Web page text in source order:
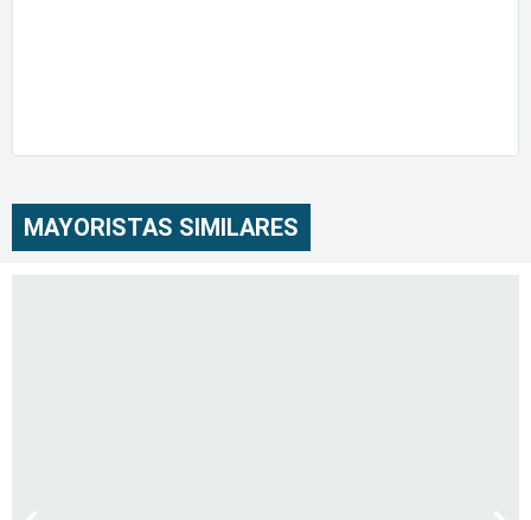
MAYORISTAS SIMILARES